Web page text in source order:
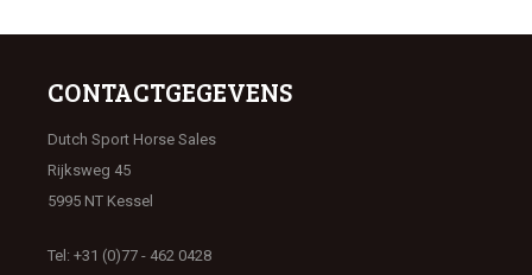
CONTACTGEGEVENS
Dutch Sport Horse Sales
Rijksweg 45
5995 NT Kessel
Tel: +31 (0)77 - 462 0428